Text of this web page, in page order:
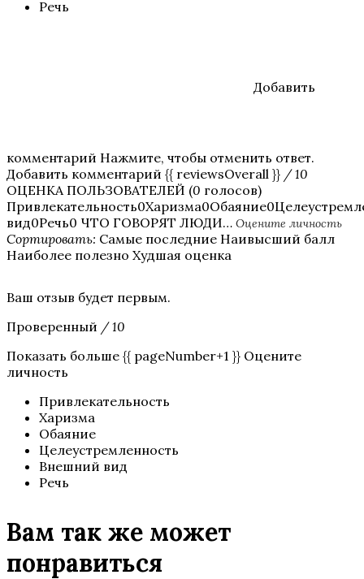
Речь
Добавить
комментарий Нажмите, чтобы отменить ответ.
Добавить комментарий {{ reviewsOverall }} / 10
ОЦЕНКА ПОЛЬЗОВАТЕЛЕЙ (0 голосов)
вид0Речь0 ЧТО ГОВОРЯТ ЛЮДИ… Оцените личность
Сортировать: Самые последние Наивысший балл
Наиболее полезно Худшая оценка
Ваш отзыв будет первым.
Проверенный / 10
Показать больше {{ pageNumber+1 }} Оцените
личность
Привлекательность
Харизма
Обаяние
Целеустремленность
Внешний вид
Речь
Вам так же может
понравиться